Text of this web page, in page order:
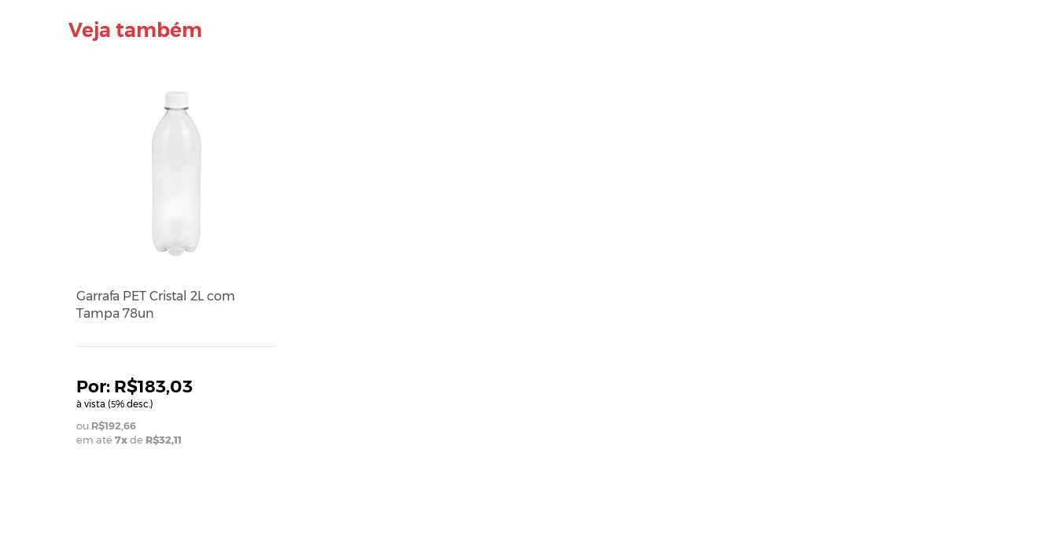
Veja também
Garrafa PET Cristal 2L com
Tampa 78un
R$183,03
à vista (5% desc.)
R$192,66
em até 7xde R$32,11